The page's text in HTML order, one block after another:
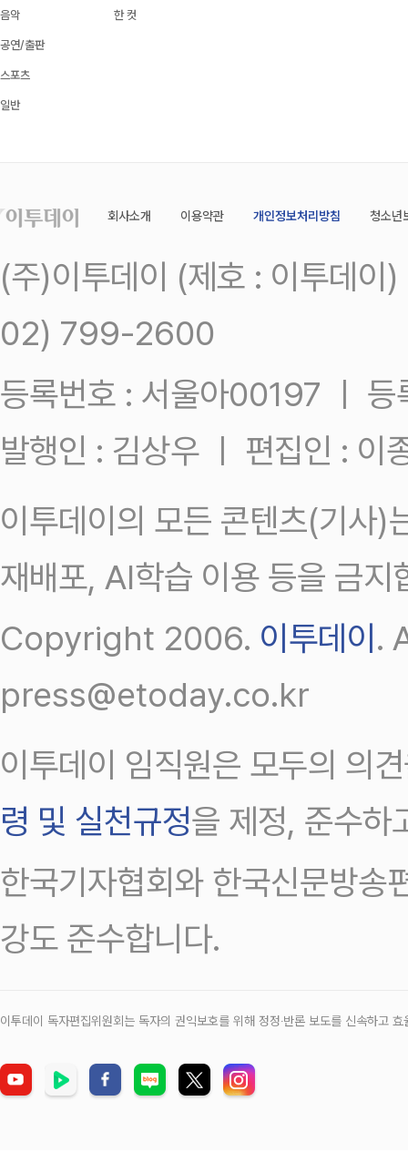
음악
공연/출판
스포츠
일반
한 컷
회사소개 이용약관 개인정보처리방침 청소년
(주)이투데이 (제호 : 이투데
02) 799-2600
등록번호 : 서울아00197 ㅣ
발행인 : 김상우 ㅣ 편집인 : 이
이투데이의 모든 콘텐츠(기사)
재배포, AI학습 이용 등을 금지
Copyright 2006. 이투데이.
press@etoday.co.kr
이투데이 임직원은 모두의 의
령 및 실천규정을 제정, 준수하
한국기자협회와 한국신문방송
강도 준수합니다.
이투데이 독자편집위원회는 독자의 권익보호를 위해 정정‧반론 보도를 신속하고